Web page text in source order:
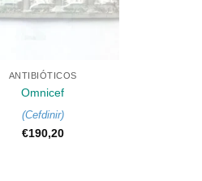
ANTIBIÓTICOS
Omnicef
(Cefdinir)
€190,20